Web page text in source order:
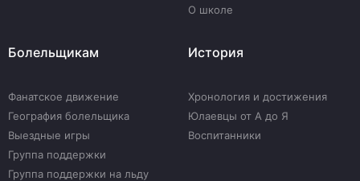
О школе
Болельщикам
Фанатское движение
География болельщика
Выездные игры
Группа поддержки
Группа поддержки на льду
История
Хронология и достижения
Юлаевцы от А до Я
Воспитанники